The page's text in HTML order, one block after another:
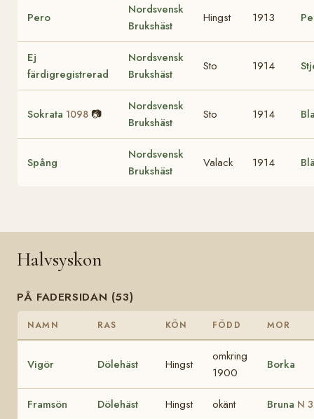
Pero
Nordsvensk
Brukshäst
Hingst 1913
Ej
färdigregistrerad
Nordsvensk
Brukshäst
Sto 1914
Sokrata 1098 📷
Nordsvensk
Brukshäst
Sto 1914
Spång
Nordsvensk
Brukshäst
Valack 1914
Halvsyskon
PÅ FADERSIDAN (53)
NAMN RAS KÖN FÖDD MOR
Vigör Dölehäst Hingst
omkring
1900
Borka
Framsön Dölehäst Hingst okänt Bruna N